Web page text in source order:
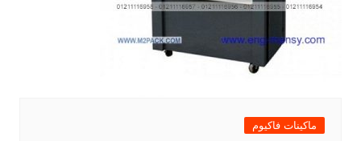
ماكينات فاكيوم